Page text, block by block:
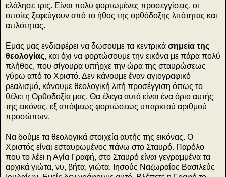
ελάλησε τρις. Είναι πολύ φορτωμένες προσεγγίσεις, οι
οποίες ξεφεύγουν από το ήθος της ορθόδοξης λιτότητας και
απλότητας.
Εμάς μας ενδιαφέρει να δώσουμε τα κεντρικά σημεία της
θεολογίας, και όχι να φορτώσουμε την εικόνα με πάρα πολύ
πλήθος, που σίγουρα υπήρχε την ώρα της σταυρώσεως
γύρω από το Χριστό. Δεν κάνουμε έναν αγιογραφικό
ρεαλισμό, κάνουμε θεολογική λιτή προσέγγιση όπως το
θέλει η Ορθοδοξία μας. Θα έλεγα αυτό είναι ένα όριο αυτής
της εικόνας, εξ απόψεως φορτώσεως υπαρκτού αριθμού
προσώπων.
Να δούμε τα θεολογικά στοιχεία αυτής της εικόνας. Ο
Χριστός είναι εσταυρωμένος πάνω στο Σταυρό. Παρόλο
που το λέει η Αγία Γραφή, στο Σταυρό είναι γεγραμμένα τα
αρχικά γιώτα, νυ, βήτα, γιώτα. Ιησούς Ναζωραίος Βασιλεύς